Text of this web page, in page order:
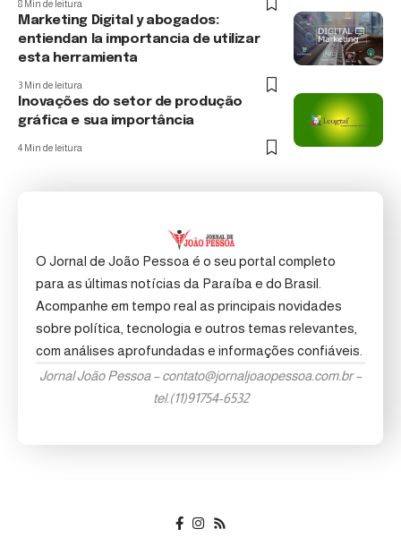
8 Min de leitura
Marketing Digital y abogados:
entiendan la importancia de utilizar
esta herramienta
3 Min de leitura
Inovações do setor de produção
gráfica e sua importância
4 Min de leitura
O Jornal de João Pessoa é o seu portal completo
para as últimas notícias da Paraíba e do Brasil.
Acompanhe em tempo real as principais novidades
sobre política, tecnologia e outros temas relevantes,
com análises aprofundadas e informações confiáveis.
Jornal João Pessoa –contato@jornaljoaopessoa.com.br–
tel.(11)91754-6532